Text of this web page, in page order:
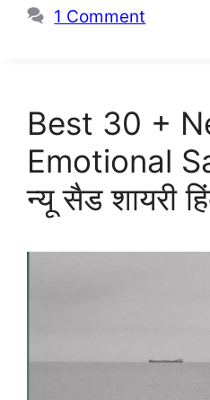
1 Comment
Best 30 +
Emotional
न्यू सैड शायरी